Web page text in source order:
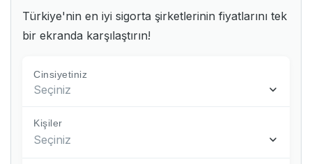
Türkiye'nin en iyi sigorta şirketlerinin fiyatlarını tek
bir ekranda karşılaştırın!
Cinsiyetiniz
Seçiniz
Kişiler
Seçiniz